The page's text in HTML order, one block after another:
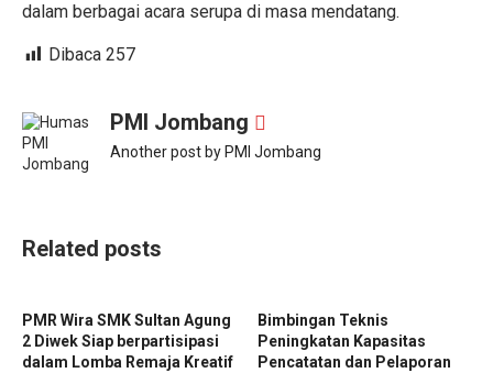
dalam berbagai acara serupa di masa mendatang.
Dibaca 257
PMI Jombang
Another post by PMI Jombang
Related posts
PMR Wira SMK Sultan Agung
2 Diwek Siap berpartisipasi
dalam Lomba Remaja Kreatif
Bimbingan Teknis
Peningkatan Kapasitas
Pencatatan dan Pelaporan